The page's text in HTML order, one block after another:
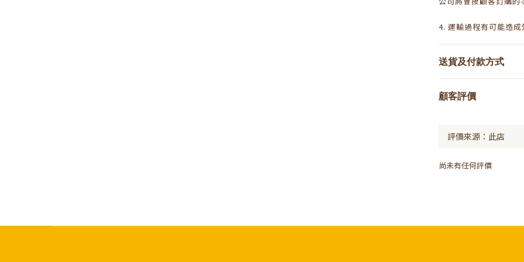
4. 運輸過程有可能造成
送貨及付款方式
顧客評價
尚未有任何評價